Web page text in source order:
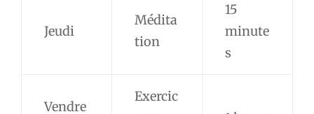
Jeudi
Médita
tion
15
minute
s
Vendre
Exercic